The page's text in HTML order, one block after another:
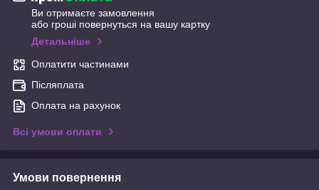
Ви отримаєте замовлення
або гроші повернуться на вашу картку
Детальніше
Оплатити частинами
Післяплата
Оплата на рахунок
Всі умови оплати
Умови повернення